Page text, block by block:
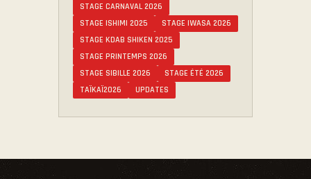
STAGE CARNAVAL 2026
STAGE ISHIMI 2025
STAGE IWASA 2026
STAGE KDAB SHIKEN 2025
STAGE PRINTEMPS 2026
STAGE SIBILLE 2026
STAGE ÉTÉ 2026
TAÏKAÏ2026
UPDATES